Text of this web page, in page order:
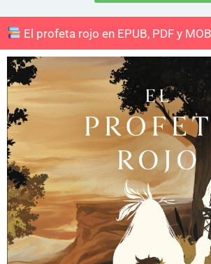
El profeta rojo en EPUB, PDF y